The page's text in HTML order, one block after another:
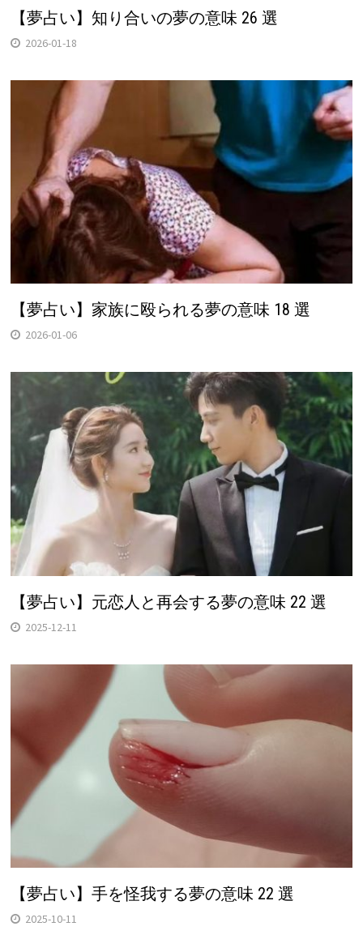
【夢占い】知り合いの夢の意味 26 選
2026-01-18
【夢占い】家族に殴られる夢の意味 18 選
2026-01-06
【夢占い】元恋人と再会する夢の意味 22 選
2025-12-11
【夢占い】手を怪我する夢の意味 22 選
2025-10-11